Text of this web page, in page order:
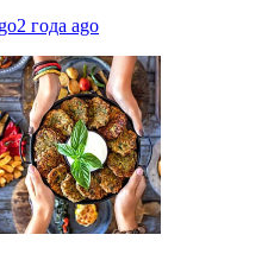
2 года ago